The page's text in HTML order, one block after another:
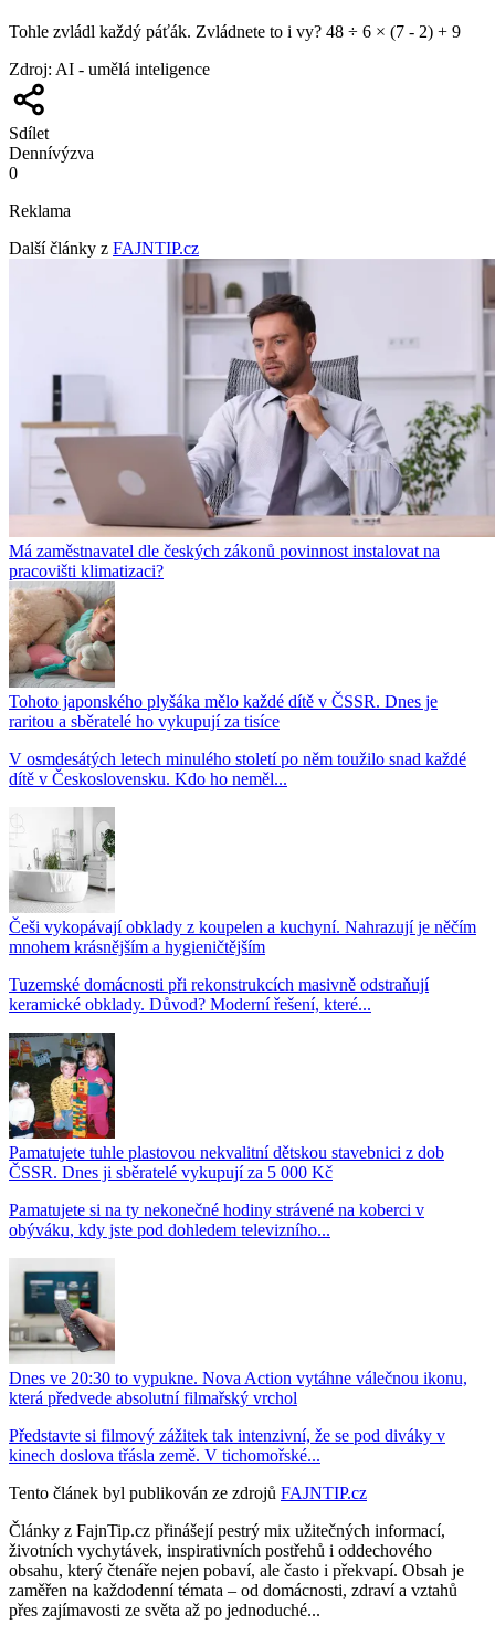
Tohle zvládl každý páťák. Zvládnete to i vy? 48 ÷ 6 × (7 - 2) + 9
Zdroj: AI - umělá inteligence
Sdílet
Dennívýzva
0
Reklama
Další články z FAJNTIP.cz
Má zaměstnavatel dle českých zákonů povinnost instalovat na
pracovišti klimatizaci?
Tohoto japonského plyšáka mělo každé dítě v ČSSR. Dnes je
raritou a sběratelé ho vykupují za tisíce
V osmdesátých letech minulého století po něm toužilo snad každé
dítě v Československu. Kdo ho neměl...
Češi vykopávají obklady z koupelen a kuchyní. Nahrazují je něčím
mnohem krásnějším a hygieničtějším
Tuzemské domácnosti při rekonstrukcích masivně odstraňují
keramické obklady. Důvod? Moderní řešení, které...
Pamatujete tuhle plastovou nekvalitní dětskou stavebnici z dob
ČSSR. Dnes ji sběratelé vykupují za 5 000 Kč
Pamatujete si na ty nekonečné hodiny strávené na koberci v
obýváku, kdy jste pod dohledem televizního...
Dnes ve 20:30 to vypukne. Nova Action vytáhne válečnou ikonu,
která předvede absolutní filmařský vrchol
Představte si filmový zážitek tak intenzivní, že se pod diváky v
kinech doslova třásla země. V tichomořské...
Tento článek byl publikován ze zdrojů FAJNTIP.cz
Články z FajnTip.cz přinášejí pestrý mix užitečných informací,
životních vychytávek, inspirativních postřehů i oddechového
obsahu, který čtenáře nejen pobaví, ale často i překvapí. Obsah je
zaměřen na každodenní témata – od domácnosti, zdraví a vztahů
přes zajímavosti ze světa až po jednoduché...